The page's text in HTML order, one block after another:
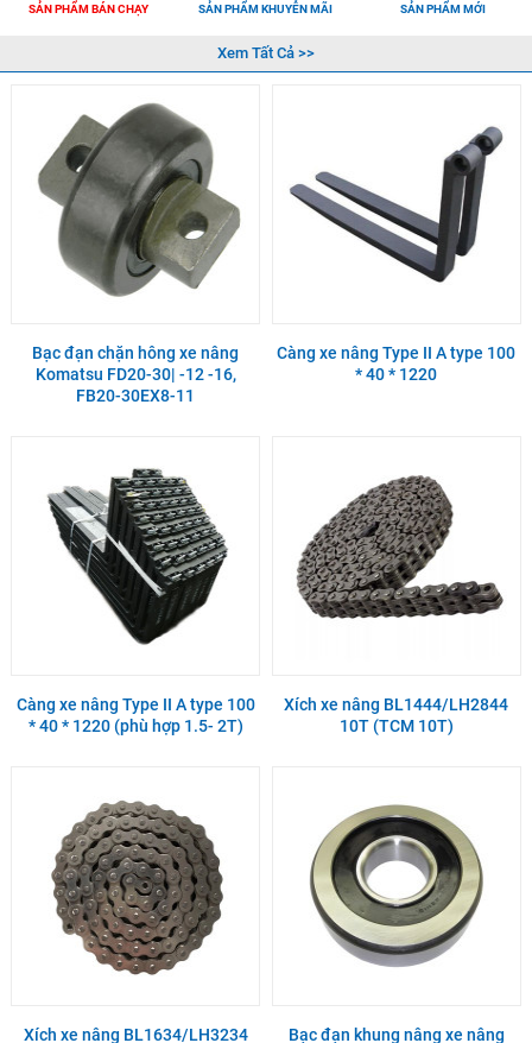
SẢN PHẨM BÁN CHẠY SẢN PHẨM KHUYỄN MÃI SẢN PHẨM MỚI
Xem Tất Cả >>
Bạc đạn chặn hông xe nâng
Komatsu FD20-30| -12 -16,
FB20-30EX8-11
Càng xe nâng Type II A type 100
* 40 * 1220
Càng xe nâng Type II A type 100
* 40 * 1220 (phù hợp 1.5- 2T)
Xích xe nâng BL1444/LH2844
10T (TCM 10T)
Xích xe nâng BL1634/LH3234
Bạc đạn khung nâng xe nâng